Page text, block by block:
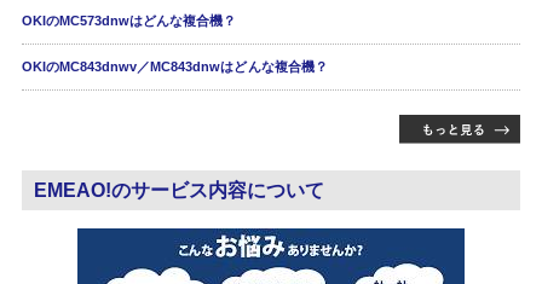
OKIのMC573dnwはどんな複合機？
OKIのMC843dnwv／MC843dnwはどんな複合機？
EMEAO!のサービス内容について